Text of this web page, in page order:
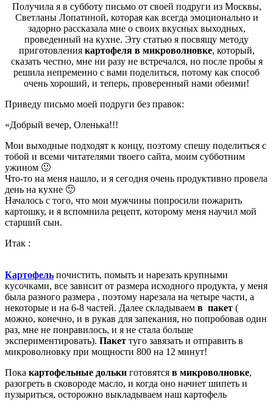
Получила я в субботу письмо от своей подруги из Москвы,
Светланы Лопатиной, которая как всегда эмоционально и
задорно рассказала мне о своих вкусных выходных,
проведенный на кухне. Эту статью я посвящу методу
приготовления картофеля в микроволновке, который,
сказать честно, мне ни разу не встречался, но после пробы я
решила непременно с вами поделиться, потому как способ
очень хороший, и теперь, проверенный нами обеими!
Приведу письмо моей подруги без правок:
«Добрый вечер, Оленька!!!
Мои выходные подходят к концу, поэтому спешу поделиться с
тобой и всеми читателями твоего сайта, моим субботним
ужином 🙂
Что-то на меня нашло, и я сегодня очень продуктивно провела
день на кухне 🙂
Началось с того, что мои мужчины попросили пожарить
картошку, и я вспомнила рецепт, которому меня научил мой
старший сын.
Итак :
Картофель почистить, помыть и нарезать крупными
кусочками, все зависит от размера исходного продукта, у меня
была разного размера , поэтому нарезала на четыре части, а
некоторые и на 6-8 частей. Далее складываем в пакет (
можно, конечно, и в рукав для запекания, но попробовав один
раз, мне не понравилось, и я не стала больше
экспериментировать). Пакет туго завязать и отправить в
микроволновку при мощности 800 на 12 минут!
Пока картофельные дольки готовятся в микроволновке,
разогреть в сковороде масло, и когда оно начнет шипеть и
пузыриться, осторожно выкладываем наш картофель